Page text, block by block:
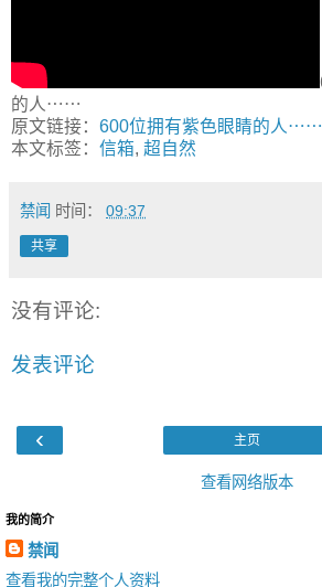
的人⋯⋯
原文链接： 600位拥有紫色眼睛的人⋯⋯
本文标签： 信箱, 超自然
禁闻 时间： 09:37
共享
没有评论:
发表评论
‹ 主页
查看网络版本
我的简介
禁闻
查看我的完整个人资料